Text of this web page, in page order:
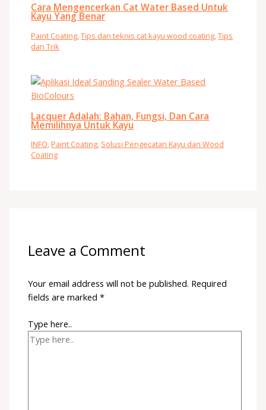
Cara Mengencerkan Cat Water Based Untuk
Kayu Yang Benar
Paint Coating,Tips dan teknis cat kayu wood coating,Tips
dan Trik
Lacquer Adalah: Bahan, Fungsi, Dan Cara
Memilihnya Untuk Kayu
INFO,Paint Coating, Solusi Pengecatan Kayu dan Wood
Coating
Leave a Comment
Your email address will not be published. Required
fields are marked*
Type here..